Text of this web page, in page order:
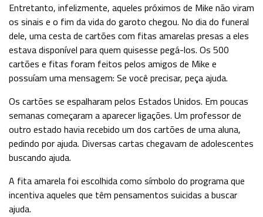
Entretanto, infelizmente, aqueles próximos de Mike não viram
os sinais e o fim da vida do garoto chegou. No dia do funeral
dele, uma cesta de cartões com fitas amarelas presas a eles
estava disponível para quem quisesse pegá-los. Os 500
cartões e fitas foram feitos pelos amigos de Mike e
possuíam uma mensagem: Se você precisar, peça ajuda.
Os cartões se espalharam pelos Estados Unidos. Em poucas
semanas começaram a aparecer ligações. Um professor de
outro estado havia recebido um dos cartões de uma aluna,
pedindo por ajuda. Diversas cartas chegavam de adolescentes
buscando ajuda.
A fita amarela foi escolhida como símbolo do programa que
incentiva aqueles que têm pensamentos suicidas a buscar
ajuda.